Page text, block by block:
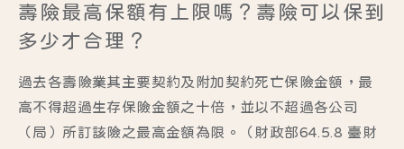
壽險最高保額有上限嗎？壽險可以保到
多少才合理？
過去各壽險業其主要契約及附加契約死亡保險金額，最
高不得超過生存保險金額之十倍，並以不超過各公司
（局）所訂該險之最高金額為限。（財政部64.5.8 臺財